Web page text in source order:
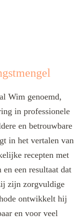
Wim genoemd,
in professionele
en betrouwbare
in het vertalen van
recepten met
een resultaat dat
zijn zorgvuldige
ontwikkelt hij
en voor veel